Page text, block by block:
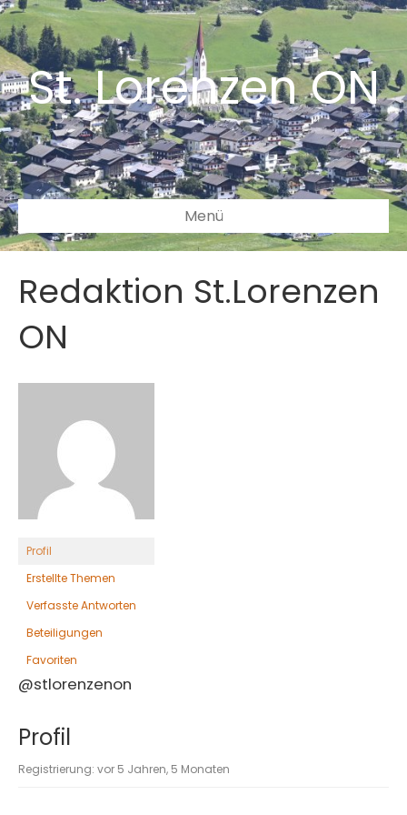
St. Lorenzen ON
Menü
Redaktion St.Lorenzen
ON
Profil
Erstellte Themen
Verfasste Antworten
Beteiligungen
Favoriten
@stlorenzenon
Profil
Registrierung: vor 5 Jahren, 5 Monaten